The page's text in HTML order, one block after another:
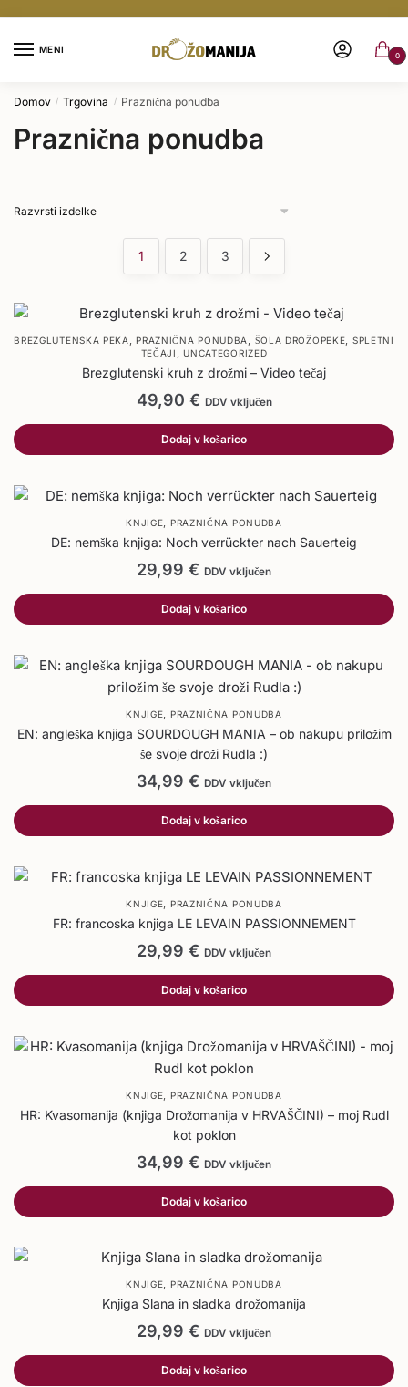
MENI
0
Domov / Trgovina / Praznična ponudba
Praznična ponudba
1 2 3
BREZGLUTENSKA PEKA ,PRAZNIČNA PONUDBA , ŠOLA DROŽOPEKE, SPLETNI
TEČAJI ,UNCATEGORIZED
Brezglutenski kruh z drožmi – Video tečaj
49,90 € DDV vključen
Dodaj v košarico
KNJIGE, PRAZNIČNA PONUDBA
DE: nemška knjiga: Noch verrückter nach Sauerteig
29,99 € DDV vključen
Dodaj v košarico
KNJIGE, PRAZNIČNA PONUDBA
EN: angleška knjiga SOURDOUGH MANIA – ob nakupu priložim
še svoje droži Rudla :)
34,99 € DDV vključen
Dodaj v košarico
KNJIGE PRAZNIČNA PONUDBA
FR: francoska knjiga LE LEVAIN PASSIONNEMENT
29,99 € DDV vključen
Dodaj v košarico
KNJIGE PRAZNIČNA PONUDBA
HR: Kvasomanija (knjiga Drožomanija v HRVAŠČINI) – moj Rudl
kot poklon
34,99 € DDV vključen
Dodaj v košarico
KNJIGE, PRAZNIČNA PONUDBA
Knjiga Slana in sladka drožomanija
29,99 € DDV vključen
Dodaj v košarico